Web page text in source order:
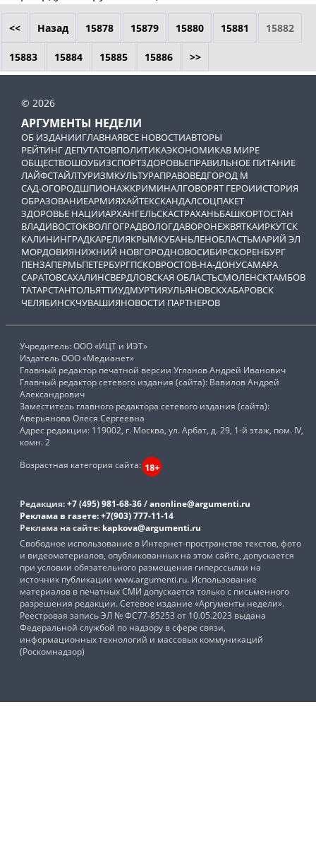
<< Назад 15878 15879 15880 15881 15882
15883 15884 15885 15886 >>
© 2026
АРГУМЕНТЫ НЕДЕЛИ
ОБ ИЗДАНИИГЛАВНАЯВСЕ НОВОСТИАВТОРЫ
РЕЙТИНГ ДЕПУТАТОВПОЛИТИКАЭКОНОМИКАВ МИРЕ
ОБЩЕСТВОШОУБИЗСПОРТЗДОРОВЬЕПРАВИЛЬНОЕ ПИТАНИЕ
ЛАЙФСТАЙЛТУРИЗМКУЛЬТУРАПРАВОВЕДГОРОД М
САД-ОГОРОДШПИОНАЖКРИМИНАЛГОВОРЯТ ГЕРОИИСТОРИЯ
ОБРАЗОВАНИЕАРМИЯХАЙТЕКСКАНДАЛСОЦПАКЕТ
ЗДОРОВЬЕ НАЦИИАРХАНГЕЛЬСКАСТРАХАНЬБАШКОРТОСТАН
ВЛАДИВОСТОКВОЛГОГРАДВОЛОГДАВОРОНЕЖВЯТКАИРКУТСК
КАЛИНИНГРАДКАРЕЛИЯКРЫМКУБАНЬЛЕНОБЛАСТЬМАРИЙ ЭЛ
МОРДОВИЯНИЖНИЙ НОВГОРОДНОВОСИБИРСКОРЕНБУРГ
ПЕНЗАПЕРМЬПЕТЕРБУРГПСКОВРОСТОВ-НА-ДОНУСАМАРА
САРАТОВСАХАЛИНСВЕРДЛОВСКАЯ ОБЛАСТЬСМОЛЕНСКТАМБОВ
ТАТАРСТАНТОЛЬЯТТИУДМУРТИЯУЛЬЯНОВСКХАБАРОВСК
ЧЕЛЯБИНСКЧУВАШИЯНОВОСТИ ПАРТНЕРОВ
Учредитель: ООО «ИЦТ и ИЭТ»
Издатель ООО «Медианет»
Главный редактор печатной версии Угланов Андрей Иванович
Главный редактор сетевого издания (сайта): Вавилов Андрей
Александрович
Заместитель главного редактора сетевого издания (сайта):
Аверьянова Олеся Сергеевна
Адрес редакции: 119002, г. Москва, ул. Арбат, д. 29, 1-й этаж, пом. IV,
комн. 2
Возрастная категория сайта: 18+
Редакция:+7 (495) 981-68-36/anonline@argumenti.ru
Реклама в газете:+7(903) 777-11-14
Реклама на сайте: kapkova@argumenti.ru
Свободное использование в Интернет-пространстве текстов, фото
и видеоматериалов, опубликованных на этом сайте, допускается
при условии обязательного размещения гиперссылки на
источник публикации www.argumenti.ru. Использование
материалов в печатных СМИ допускается только с письменного
разрешения редакции. Сетевое издание «Аргументы недели».
Реестровая запись ЭЛ № ФС77-85253 от 10.05.2023 выдана
Федеральной службой по надзору в сфере связи,
информационных технологий и массовых коммуникаций
(Роскомнадзор)